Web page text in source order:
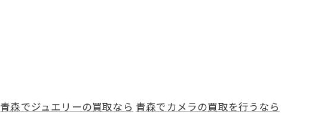
青森でジュエリーの買取なら 青森でカメラの買取を行うなら